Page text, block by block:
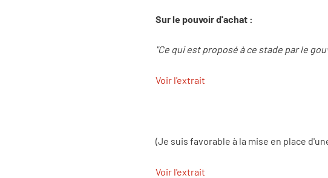
Sur le pouvoir d'achat :
"Ce qui est proposé à ce stade par le
Voir l'extrait
(Je suis favorable à la mise en place
Voir l'extrait